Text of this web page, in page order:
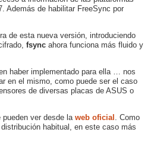
Además de habilitar FreeSync por
de esta nueva versión, introduciendo
fsync ahora funciona más fluido y
haber implementado para ella … nos
en el mismo, como puede ser el caso
de diversas placas de ASUS o
ver desde la web oficial . Como
habitual, en este caso más